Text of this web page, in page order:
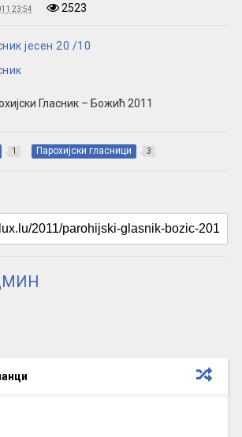
23:54 2523
јесен 20 /10
Гласник – Божић 2011
1 Парохијски гласници 3